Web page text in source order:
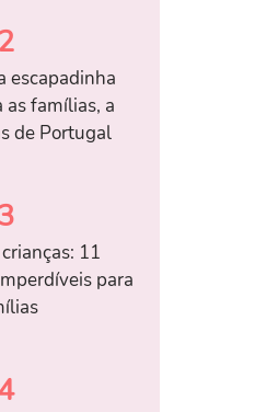
2
escapadinha
famílias, a
de Portugal
11
para